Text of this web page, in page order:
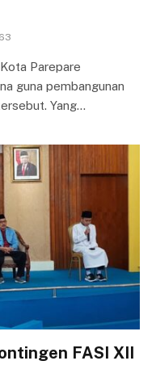
Parepare
guna pembangunan
Yang…
FASI XII